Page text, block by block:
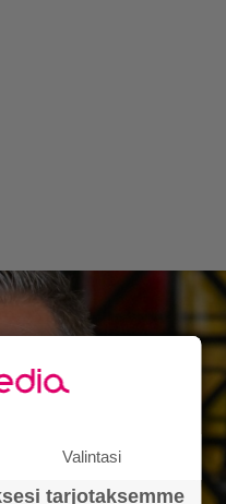
Valintasi
tarjotaksemme